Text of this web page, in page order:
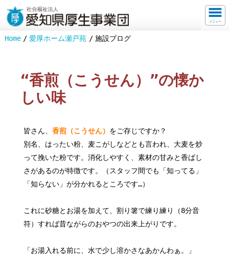
メニュー
Home 愛厚ホーム瀬戸苑 施設ブログ
“香煎（こうせん）”の懐か
しい味
皆さん、香煎（こうせん） をご存じですか？
別名、はったい粉、麦こがしなどとも言われ、大麦を炒
って挽いた粉です。消化しやすく、素材の甘みと香ばし
さがあるのが特徴です。（スタッフ間でも「知ってる」
「知らない」が分かれるところです…）
これに砂糖とお湯を加えて、割り箸で練り練り（8分音
符）すれば昔ながらのおやつの出来上がりです。
「お湯入れる前に、水で少し溶かさなあかんわぁ。」